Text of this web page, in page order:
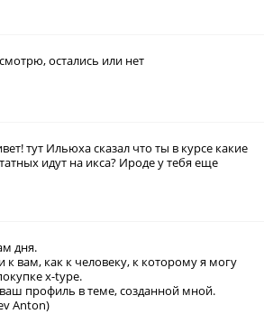
остались или нет
тут Ильюха сказал что ты в курсе какие
идут на икса? Ироде у тебя еще
дня.
вам, как к человеку, к которому я могу
x-type.
профиль в теме, созданной мной.
Anton)